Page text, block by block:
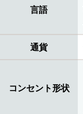
言語
通貨
コンセント形状